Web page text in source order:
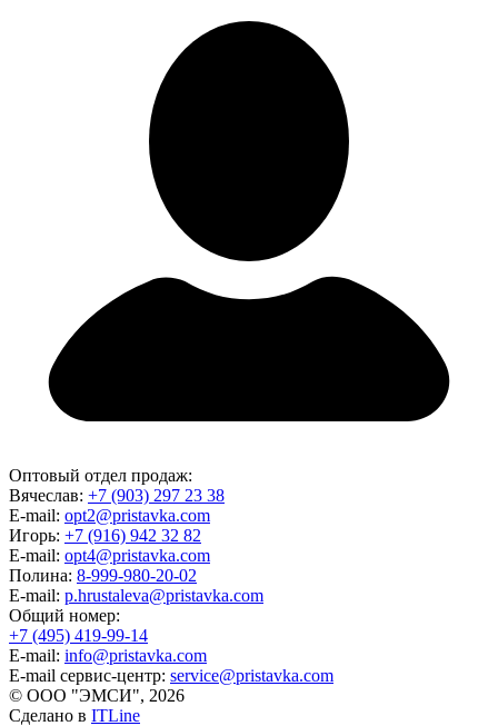
Оптовый отдел продаж:
Вячеслав: +7 (903) 297 23 38
E-mail: opt2@pristavka.com
Игорь: +7 (916) 942 32 82
E-mail: opt4@pristavka.com
Полина: 8-999-980-20-02
E-mail: p.hrustaleva@pristavka.com
Общий номер:
+7 (495) 419-99-14
E-mail: info@pristavka.com
E-mail сервис-центр: service@pristavka.com
© ООО "ЭМСИ", 2026
Сделано в ITLine